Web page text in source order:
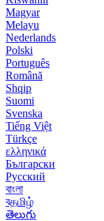
Magyar
Melayu
Nederlands
Polski
Português
Română
Shqip
Suomi
Svenska
Tiếng Việt
Türkçe
ελληνικά
Български
Русский
বাংলা
বதமிழ்
తెలుగు